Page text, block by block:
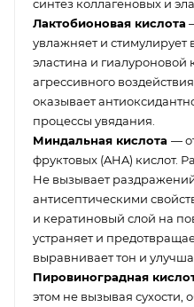
синтез коллагеновых и
Лактобионовая кислота
увлажняет и стимулирует
эластина и
агрессивного
оказывает
процессы увядания.
Миндальная кислота —
фруктовых (AHA) кислот.
Не вызывает
антисептическими
и кератиновый слой на
устраняет и
выравнивает тон и
Пировиноградная
этом не вызывая сухости,